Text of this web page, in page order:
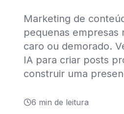
Marketing de
pequenas empresas
caro ou demorado.
IA para criar posts
construir uma
6 min de leitura